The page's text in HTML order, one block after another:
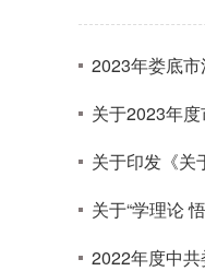
2023年娄底
关于2023年度
关于印发《关
关于“学理论
2022年度中